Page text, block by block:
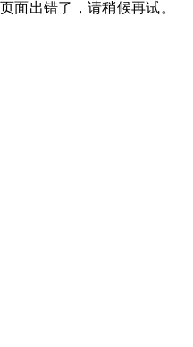
页面出错了，请稍候再试。